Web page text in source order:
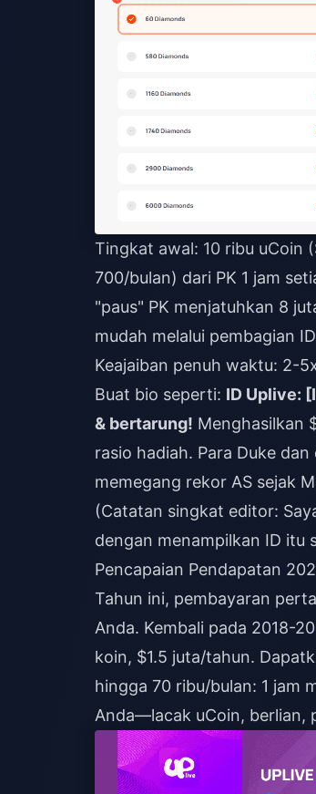
Tingkat awal: 10 ribu uCoin
700/bulan) dari PK 1 jam
"paus" PK menjatuhkan 8
mudah melalui pembagian
Keajaiban penuh waktu: 2-
Buat bio seperti: ID Uplive:
& bertarung! Menghasilkan
rasio hadiah. Para Duke
memegang rekor AS sejak
(Catatan singkat editor:
dengan menampilkan ID itu
Pencapaian Pendapatan
Tahun ini, pembayaran
Anda. Kembali pada 2018-
koin, $1.5 juta/tahun.
hingga 70 ribu/bulan: 1 jam
Anda—lacak uCoin, berlian,